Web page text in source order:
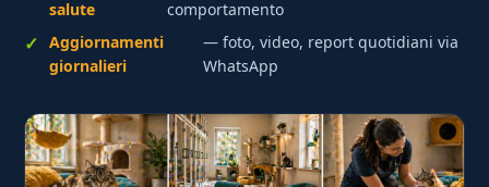
salute
comportamento
Aggiornamenti
giornalieri
— foto, video, report quotidiani via
WhatsApp